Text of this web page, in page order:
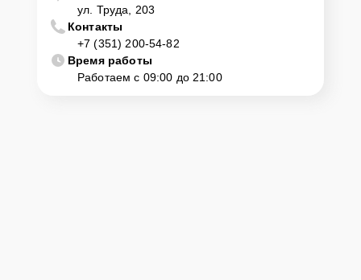
ул. Труда, 203
Контакты
+7 (351) 200-54-82
Время работы
Работаем с 09:00 до 21:00